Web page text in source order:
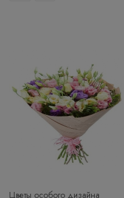
Цветы особого дизайна